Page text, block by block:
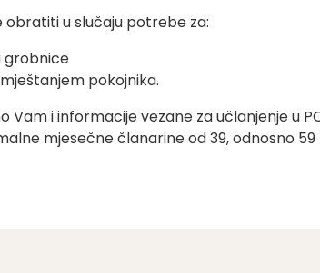
u slučaju potrebe za:
grobnice
pokojnika.
i informacije vezane za učlanjenje u
mjesečne članarine od 39, odnosno